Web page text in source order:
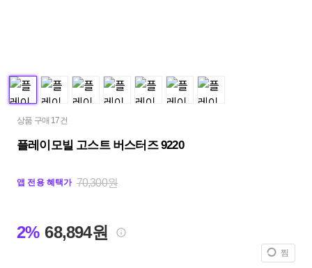
상품 구매 17건
플레이모빌 고스트 버스터즈 9220
앱 전용 혜택가 70,300원
2% 68,894원
찜